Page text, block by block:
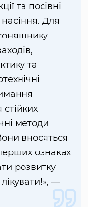
та посівні
Для
та
стійких
методи
вносяться
ознаках
розвитку
—